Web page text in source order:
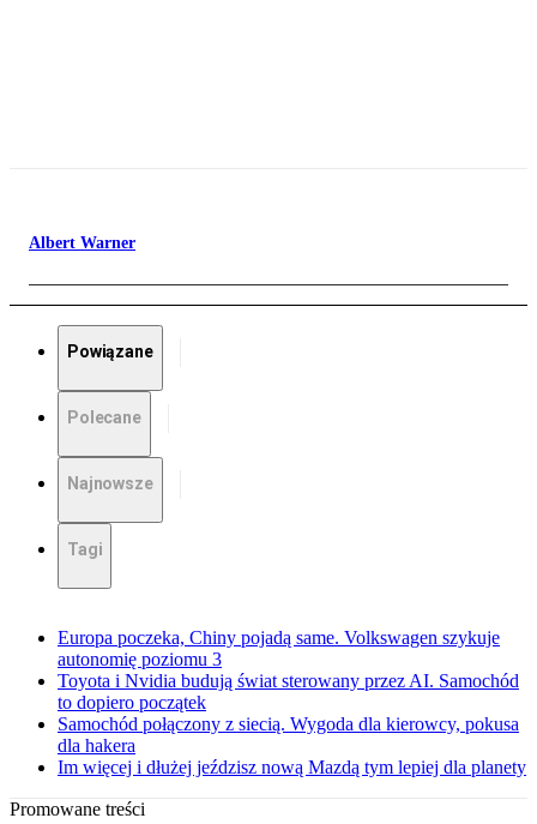
Albert Warner
Powiązane
Polecane
Najnowsze
Tagi
Europa poczeka, Chiny pojadą same. Volkswagen szykuje
autonomię poziomu 3
Toyota i Nvidia budują świat sterowany przez AI. Samochód
to dopiero początek
Samochód połączony z siecią. Wygoda dla kierowcy, pokusa
dla hakera
Im więcej i dłużej jeździsz nową Mazdą tym lepiej dla planety
Promowane treści